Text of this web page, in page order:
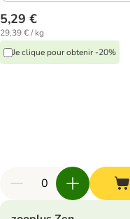
5,29 €
29,39 € / kg
Je clique pour obtenir -20%